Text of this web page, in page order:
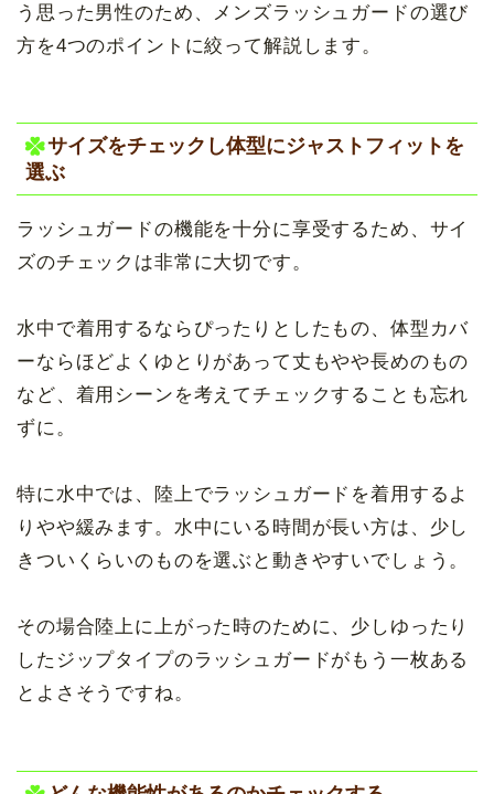
う思った男性のため、メンズラッシュガードの選び
方を4つのポイントに絞って解説します。
サイズをチェックし体型にジャストフィットを
選ぶ
ラッシュガードの機能を十分に享受するため、サイ
ズのチェックは非常に大切です。
水中で着用するならぴったりとしたもの、体型カバ
ーならほどよくゆとりがあって丈もやや長めのもの
など、着用シーンを考えてチェックすることも忘れ
ずに。
特に水中では、陸上でラッシュガードを着用するよ
りやや緩みます。水中にいる時間が長い方は、少し
きついくらいのものを選ぶと動きやすいでしょう。
その場合陸上に上がった時のために、少しゆったり
したジップタイプのラッシュガードがもう一枚ある
とよさそうですね。